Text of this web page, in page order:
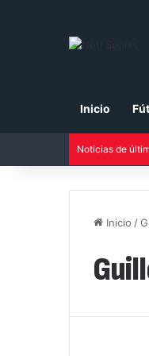
Inicio
Noticias de
Inicio /